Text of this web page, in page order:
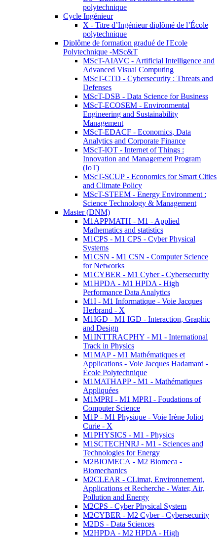
polytechnique
Cycle Ingénieur
X - Titre d’Ingénieur diplômé de l’École
polytechnique
Diplôme de formation gradué de l'Ecole
Polytechnique -MSc&T
MScT-AIAVC - Artificial Intelligence and
Advanced Visual Computing
MScT-CTD - Cybersecurity : Threats and
Defenses
MScT-DSB - Data Science for Business
MScT-ECOSEM - Environmental
Engineering and Sustainability
Management
MScT-EDACF - Economics, Data
Analytics and Corporate Finance
MScT-IOT - Internet of Things :
Innovation and Management Program
(IoT)
MScT-SCUP - Economics for Smart Cities
and Climate Policy
MScT-STEEM - Energy Environment :
Science Technology & Management
Master (DNM)
M1APPMATH - M1 - Applied
Mathematics and statistics
M1CPS - M1 CPS - Cyber Physical
Systems
M1CSN - M1 CSN - Computer Science
for Networks
M1CYBER - M1 Cyber - Cybersecurity
M1HPDA - M1 HPDA - High
Performance Data Analytics
M1I - M1 Informatique - Voie Jacques
Herbrand - X
M1IGD - M1 IGD - Interaction, Graphic
and Design
M1INTTRACPHY - M1 - International
Track in Physics
M1MAP - M1 Mathématiques et
Applications - Voie Jacques Hadamard -
École Polytechnique
M1MATHAPP - M1 - Mathématiques
Appliquées
M1MPRI - M1 MPRI - Foudations of
Computer Science
M1P - M1 Physique - Voie Irène Joliot
Curie - X
M1PHYSICS - M1 - Physics
M1SCTECHNRJ - M1 - Sciences and
Technologies for Energy
M2BIOMECA - M2 Biomeca -
Biomechanics
M2CLEAR - CLimat, Environnement,
Applications et Recherche - Water, Air,
Pollution and Energy
M2CPS - Cyber Physical System
M2CYBER - M2 Cyber - Cybersecurity
M2DS - Data Sciences
M2HPDA - M2 HPDA - High